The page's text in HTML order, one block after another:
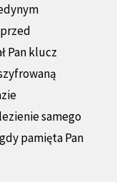
Pan klucz
samego
pamięta Pan